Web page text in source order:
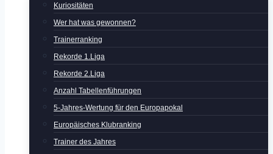
Kuriositäten
Wer hat was gewonnen?
Trainerranking
Rekorde 1.Liga
Rekorde 2.Liga
Anzahl Tabellenführungen
5-Jahres-Wertung für den Europapokal
Europäisches Klubranking
Trainer des Jahres